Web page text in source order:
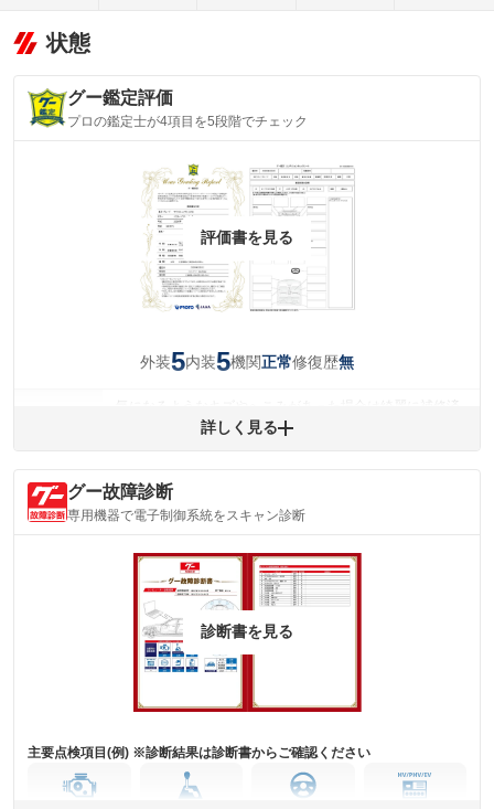
状態
グー鑑定評価
プロの鑑定士が4項目を5段階でチェック
評価書を見る
外装5内装5機関正常修復歴無
みですが、 小さなキズやヘコミが残っている場合もありま
内装
(内装状態)
気になる汚れ等がない綺麗な室内を保っています。
主要機関に不具合はありません。
詳細は鑑定書をご確認ください。
※グー鑑定は保証サービスではございません。購入時は必ず現車をご確認
および表示項目が異なる場合がございます。
す。車両情報等の詳細は各販売店へお問い合わせ下さい。
詳しく見る
グー故障診断
専用機器で電子制御系統をスキャン診断
診断書を見る
主要点検項目(例) ※診断結果は診断書からご確認ください